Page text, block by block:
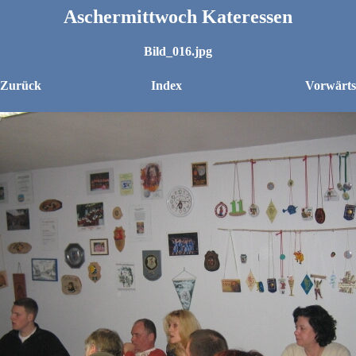
Aschermittwoch Kateressen
Bild_016.jpg
Index